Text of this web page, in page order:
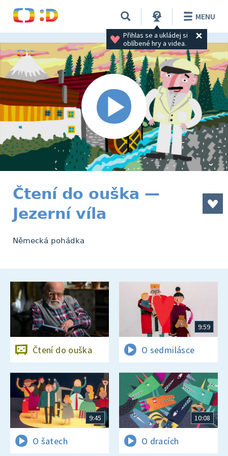
Přihlas se a ukládej si
oblíbené hry a videa.
MENU
Čtení do ouška —
Jezerní víla
Německá pohádka
Čtení do ouška
9:59
O sedmilásce
9:45
O šatech
10:08
O dracích